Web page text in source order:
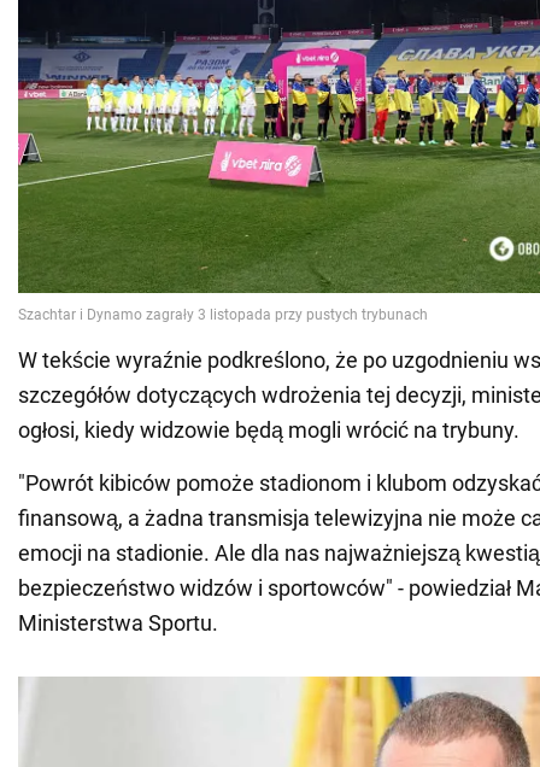
W tekście wyraźnie podkreślono, że po uzgodnieniu
szczegółów dotyczących wdrożenia tej decyzji,
ogłosi, kiedy widzowie będą mogli wrócić na trybuny.
"Powrót kibiców pomoże stadionom i klubom
finansową, a żadna transmisja telewizyjna nie może
emocji na stadionie. Ale dla nas najważniejszą
bezpieczeństwo widzów i sportowców" - powiedział
Ministerstwa Sportu.